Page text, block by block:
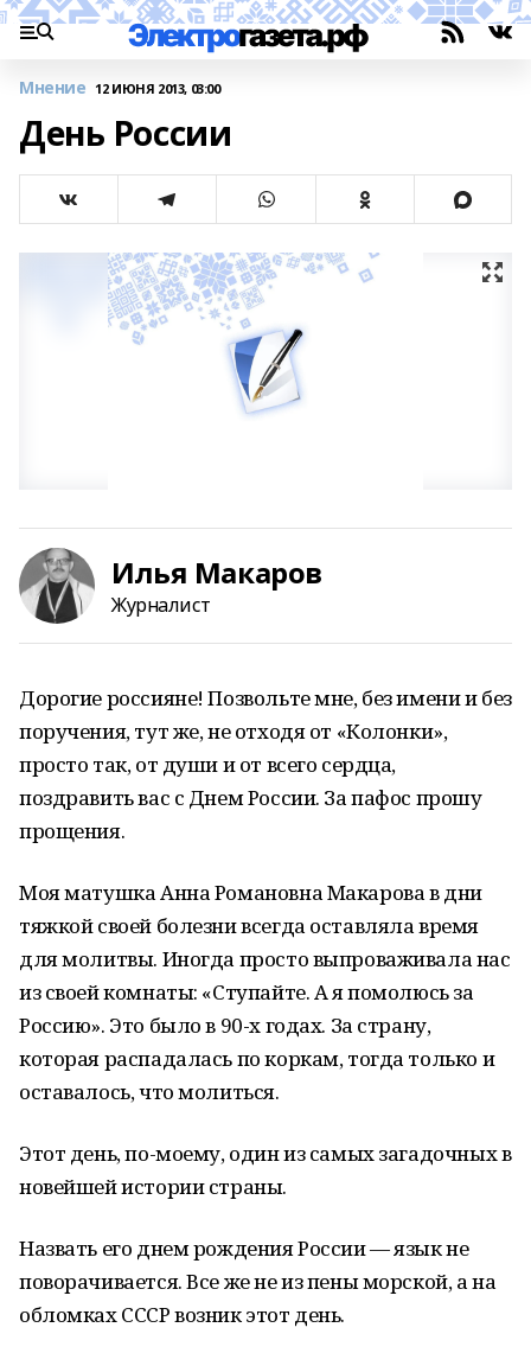
Мнение 12 ИЮНЯ 2013, 03:00
День России
Илья Макаров
Журналист
Дорогие россияне! Позвольте мне, без имени и без
поручения, тут же, не отходя от «Колонки»,
просто так, от души и от всего сердца,
поздравить вас с Днем России. За пафос прошу
прощения.
Моя матушка Анна Романовна Макарова в дни
тяжкой своей болезни всегда оставляла время
для молитвы. Иногда просто выпроваживала нас
из своей комнаты: «Ступайте. А я помолюсь за
Россию». Это было в 90-х годах. За страну,
которая распадалась по коркам, тогда только и
оставалось, что молиться.
Этот день, по-моему, один из самых загадочных в
новейшей истории страны.
Назвать его днем рождения России — язык не
поворачивается. Все же не из пены морской, а на
обломках СССР возник этот день.